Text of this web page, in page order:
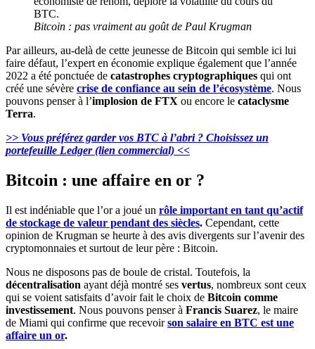
Bitcoin : pas vraiment au goût de Paul Krugman
Par ailleurs, au-delà de cette jeunesse de Bitcoin qui semble ici lui
faire défaut, l’expert en économie explique également que l’année
2022 a été ponctuée de catastrophes cryptographiques qui ont
créé une sévère crise de confiance au sein de l’écosystème. Nous
pouvons penser à l’implosion de FTX ou encore le cataclysme
Terra.
>> Vous préférez garder vos BTC à l’abri ? Choisissez un
portefeuille Ledger (lien commercial) <<
Bitcoin : une affaire en or ?
Il est indéniable que l’or a joué un rôle important en tant qu’actif
de stockage de valeur pendant des siècles. Cependant, cette
opinion de Krugman se heurte à des avis divergents sur l’avenir des
cryptomonnaies et surtout de leur père : Bitcoin.
Nous ne disposons pas de boule de cristal. Toutefois, la
décentralisation ayant déjà montré ses vertus, nombreux sont ceux
qui se voient satisfaits d’avoir fait le choix de Bitcoin comme
investissement. Nous pouvons penser à Francis Suarez, le maire
de Miami qui confirme que recevoirson salaire en BTC est une
affaire un or.